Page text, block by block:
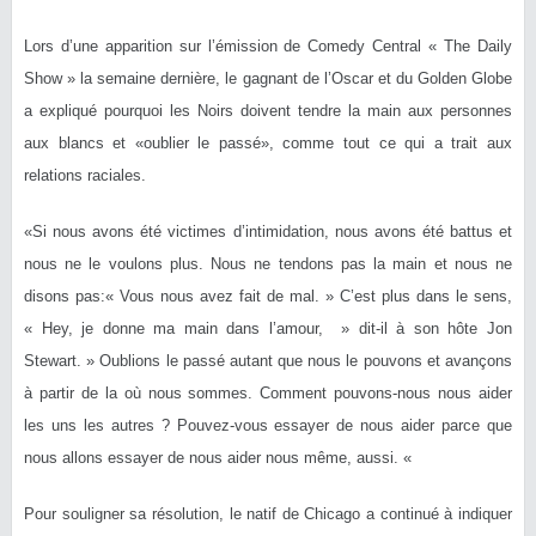
Lors d’une apparition sur l’émission de Comedy Central « The Daily
Show » la semaine dernière, le gagnant de l’Oscar et du Golden Globe
a expliqué pourquoi les Noirs doivent tendre la main aux personnes
aux blancs et «oublier le passé», comme tout ce qui a trait aux
relations raciales.
«Si nous avons été victimes d’intimidation, nous avons été battus et
nous ne le voulons plus. Nous ne tendons pas la main et nous ne
disons pas:« Vous nous avez fait de mal. » C’est plus dans le sens,
« Hey, je donne ma main dans l’amour, » dit-il à son hôte Jon
Stewart. » Oublions le passé autant que nous le pouvons et avançons
à partir de la où nous sommes. Comment pouvons-nous nous aider
les uns les autres ? Pouvez-vous essayer de nous aider parce que
nous allons essayer de nous aider nous même, aussi. «
Pour souligner sa résolution, le natif de Chicago a continué à indiquer